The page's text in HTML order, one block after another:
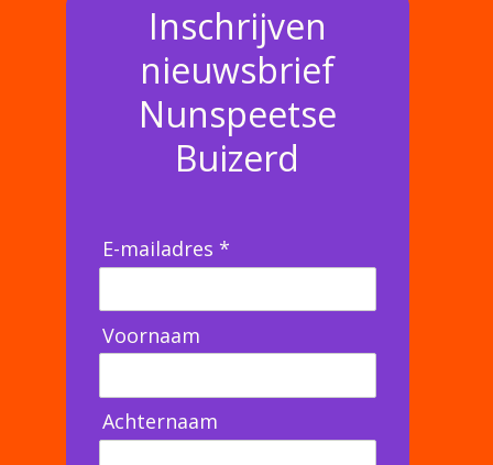
Inschrijven
nieuwsbrief
Nunspeetse
Buizerd
E-mailadres *
Voornaam
Achternaam